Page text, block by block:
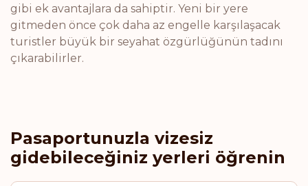
gibi ek avantajlara da sahiptir. Yeni bir yere
gitmeden önce çok daha az engelle karşılaşacak
turistler büyük bir seyahat özgürlüğünün tadını
çıkarabilirler.
Pasaportunuzla vizesiz
gidebileceğiniz yerleri öğrenin